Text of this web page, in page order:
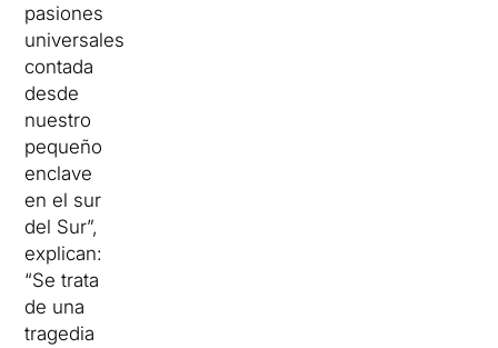
pasiones
universales
contada
desde
nuestro
pequeño
enclave
en el sur
del Sur”,
explican:
“Se trata
de una
tragedia